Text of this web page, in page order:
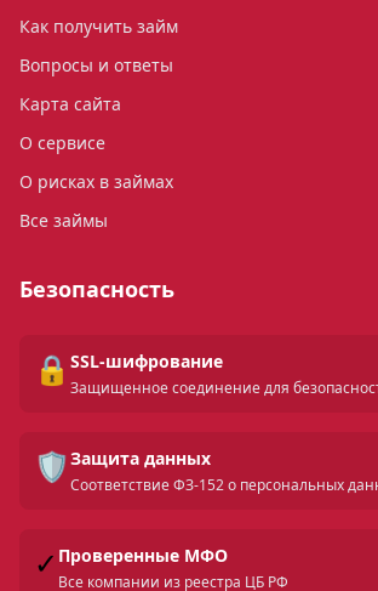
Как получить займ
Вопросы и ответы
Карта сайта
О сервисе
О рисках в займах
Все займы
Безопасность
🔒 SSL-шифрование
Защищенное соединение для
🛡️ Защита данных
Соответствие ФЗ-152 о персональных
✓ Проверенные МФО
Все компании из реестра ЦБ РФ